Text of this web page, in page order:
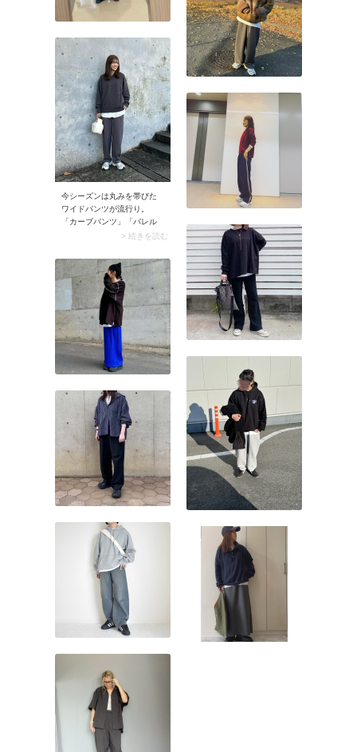
今シーズンは丸みを帯びた
ワイドパンツが流行り。
「カーブパンツ」「バレル
レッグパンツ」など、ほん
がトレンドに浮上していま
す。 全体はゆったりしつつ
裾まわりはコンパクトなの
で、コーデはスッキリ。し
かもカーヴィーなラインが
こなれたムードを醸し出し
ます。
> 続きを読む